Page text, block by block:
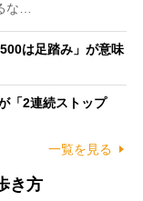
な…
は足踏み」が意味
「2連続ストップ
一覧を見る
き方